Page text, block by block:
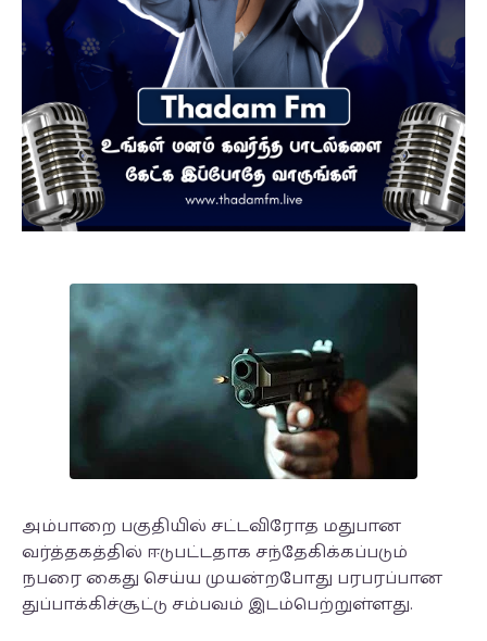
அம்பாறை பகுதியில் சட்டவிரோத மதுபான
வர்த்தகத்தில் ஈடுபட்டதாக சந்தேகிக்கப்படும்
நபரை கைது செய்ய முயன்றபோது பரபரப்பான
துப்பாக்கிச்சூட்டு சம்பவம் இடம்பெற்றுள்ளது.